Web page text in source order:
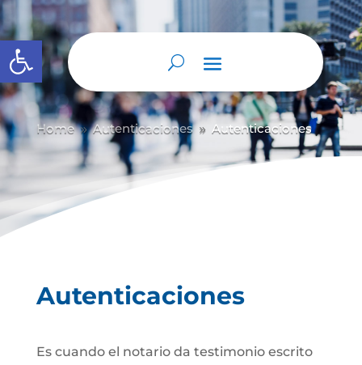
Abrir barra de herramientas
Home 9 Autenticaciones 9 Autenticaciones
Autenticaciones
Es cuando el notario da testimonio escrito